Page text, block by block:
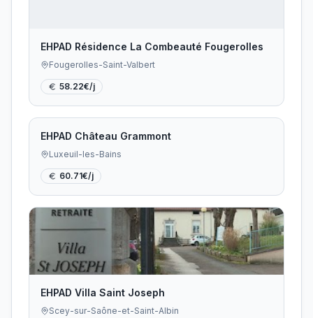
EHPAD Résidence La Combeauté Fougerolles
Fougerolles-Saint-Valbert
58.22€/j
EHPAD Château Grammont
Luxeuil-les-Bains
60.71€/j
EHPAD Villa Saint Joseph
Scey-sur-Saône-et-Saint-Albin